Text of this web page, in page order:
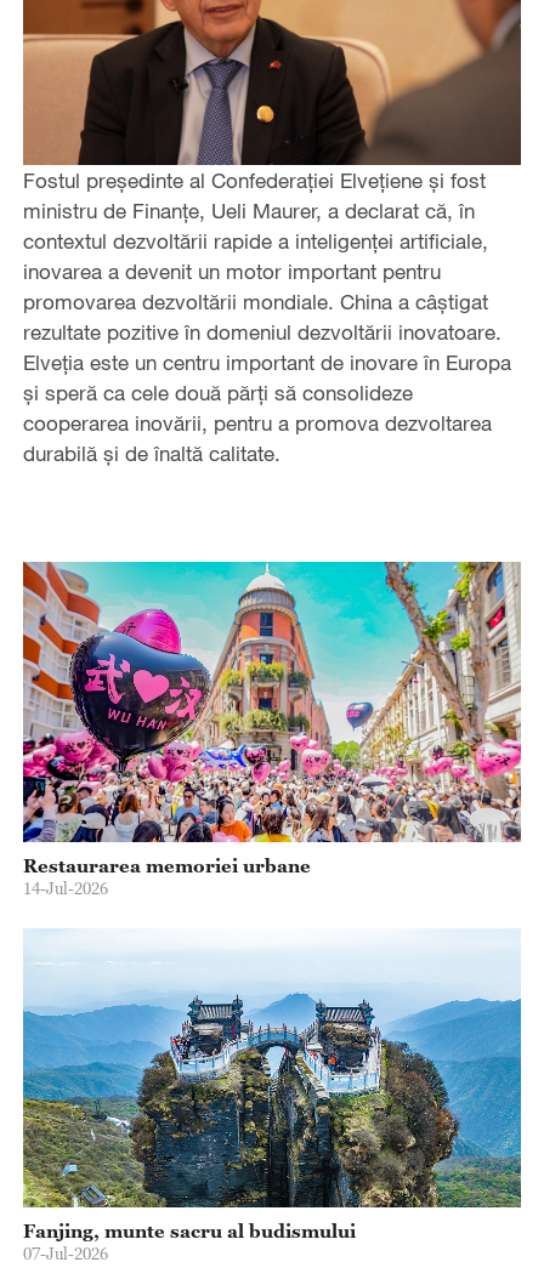
Fostul președinte al Confederației Elvețiene și fost
ministru de Finanțe, Ueli Maurer, a declarat că, în
contextul dezvoltării rapide a inteligenței artificiale,
inovarea a devenit un motor important pentru
promovarea dezvoltării mondiale. China a câștigat
rezultate pozitive în domeniul dezvoltării inovatoare.
Elveția este un centru important de inovare în Europa
și speră ca cele două părți să consolideze
cooperarea inovării, pentru a promova dezvoltarea
durabilă și de înaltă calitate.
Restaurarea memoriei urbane
14-Jul-2026
Fanjing, munte sacru al budismului
07-Jul-2026